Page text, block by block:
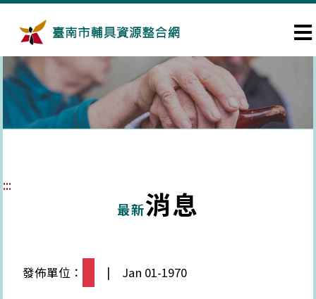
:::
最新消息
發佈單位： | Jan 01-1970